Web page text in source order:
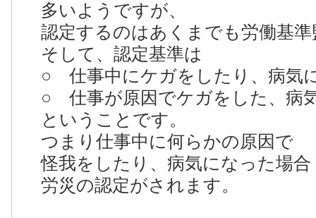
多いようですが、
認定するのはあくまでも労働基準
そして、認定基準は
○ 仕事中にケガをしたり、病気
○ 仕事が原因でケガをした、病
ということです。
つまり仕事中に何らかの原因で
怪我をしたり、病気になった場合
労災の認定がされます。